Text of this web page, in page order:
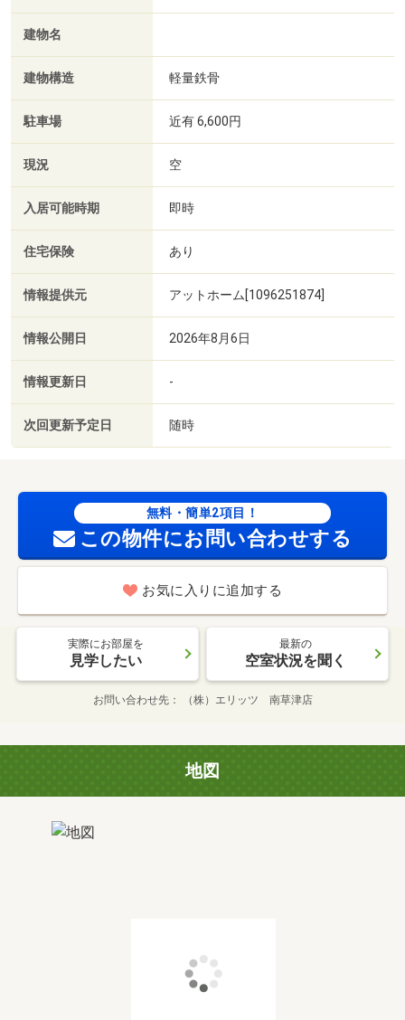
建物名
建物構造 軽量鉄骨
駐車場 近有 6,600円
現況 空
入居可能時期 即時
住宅保険 あり
情報提供元 アットホーム[1096251874]
情報公開日 2026年8月6日
情報更新日 -
次回更新予定日 随時
無料・簡単2項目！
この物件にお問い合わせする
お気に入りに追加する
実際にお部屋を
見学したい
最新の
空室状況を聞く
お問い合わせ先 （株）エリッツ 南草津店
地図